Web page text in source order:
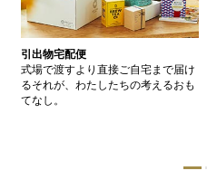
引出物宅配便
式場で渡すより直接ご自宅まで届け
るそれが、わたしたちの考えるおも
てなし。